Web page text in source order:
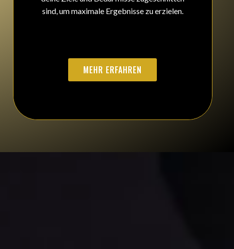
sind, um maximale Ergebnisse zu erzielen.
MEHR ERFAHREN